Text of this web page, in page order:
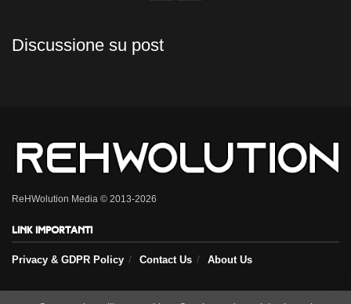
Discussione su post
ReHWolution Media © 2013-2026
Link importanti
Privacy & GDPR Policy Contact Us About Us